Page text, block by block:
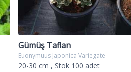
alev çalısı,alev çalısı fiyat,alev
ağacı,alev çalısı satış,alev
Gümüş Taflan
Euonymuus Japonica Variegate
20-30 cm , Stok 100 adet